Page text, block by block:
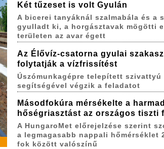
Két tűzeset is volt Gyulán
A bicerei tanyáknál szalmabála és a
gyulladt ki, a horgásztavak mögötti
területen az avar égett
Az Élővíz-csatorna gyulai
folytatják a vízfrissítést
Úszómunkagépre telepített szivattyú
segítségével végzik a feladatot
Másodfokúra mérsékelte a
hőségriasztást az országos tiszti
A HungaroMet előrejelzése szerint
a legmagasabb nappali hőmérséklet
fok között valószínű